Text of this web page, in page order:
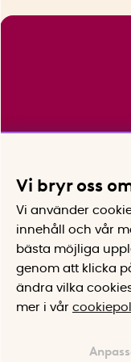
Vi bryr oss
Vi använder
innehåll och vår
bästa möjliga
genom att klicka
ändra vilka
mer i vår